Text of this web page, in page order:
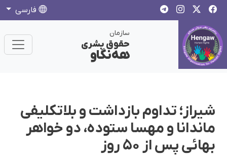
فارسی
سازمان
حقوق بشری
هەنگاو
شیراز؛ تداوم بازداشت و بلاتکلیفی
ماندانا و مهسا ستوده، دو خواهر
بهائی پس از ۵۰ روز